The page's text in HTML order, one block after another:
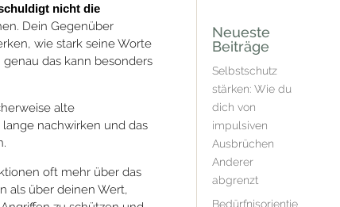
nicht die
Dein Gegenüber
wie stark seine Worte
das kann besonders
alte
nachwirken und das
oft mehr über das
als über deinen Wert,
Neueste
Beiträge
Selbstschutz
stärken: Wie du
dich von
impulsiven
Ausbrüchen
Anderer
abgrenzt
Bedürfnisorientie